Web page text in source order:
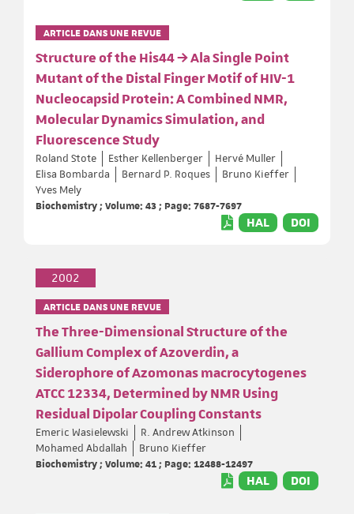
ARTICLE DANS UNE REVUE
Structure of the His44 → Ala Single Point
Mutant of the Distal Finger Motif of HIV-1
Nucleocapsid Protein: A Combined NMR,
Molecular Dynamics Simulation, and
Fluorescence Study
Roland Stote Esther Kellenberger
Hervé Muller
Elisa Bombarda
Bernard P. Roques
Bruno Kieffer
Yves Mely
Biochemistry ; Volume: 43 ; Page: 7687-7697
HAL DOI
2002
ARTICLE DANS UNE REVUE
The Three-Dimensional Structure of the
Gallium Complex of Azoverdin, a
Siderophore of Azomonas macrocytogenes
ATCC 12334, Determined by NMR Using
Residual Dipolar Coupling Constants
Emeric Wasielewski
R. Andrew Atkinson
Mohamed Abdallah
Bruno Kieffer
Biochemistry ; Volume: 41 ; Page: 12488-12497
HAL DOI